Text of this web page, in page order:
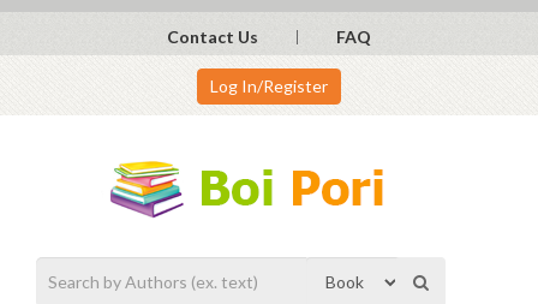
Contact Us FAQ
Log In/Register